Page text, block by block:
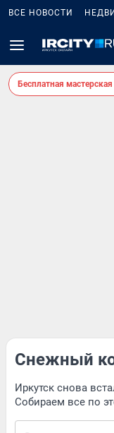
ВСЕ НОВОСТИ
Бесплатная
Снежный
Иркутск снова
Собираем все по